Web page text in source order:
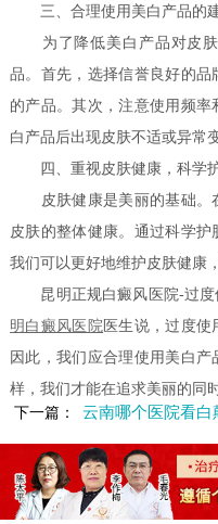
三、合理使用美白产品的
为了降低美白产品对皮肤
品。首先，选择信誉良好的
的产品。其次，注意使用频
白产品后出现皮肤不适或异常
四、重视皮肤健康，科学
皮肤健康是美丽的基础。
皮肤的整体健康。通过科学护
我们可以更好地维护皮肤健康
昆明正规白癜风医院-过度
明白癜风医院 医生说，过度使
因此，我们应合理使用美白
样，我们才能在追求美丽的同
下一篇：
云南哪个医院看